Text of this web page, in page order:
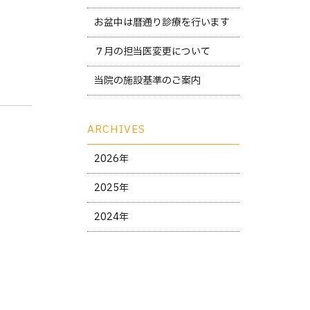
お盆中は暦通り診療を行います
７月の担当医変更について
当院の施設基準のご案内
ARCHIVES
2026年
2025年
2024年